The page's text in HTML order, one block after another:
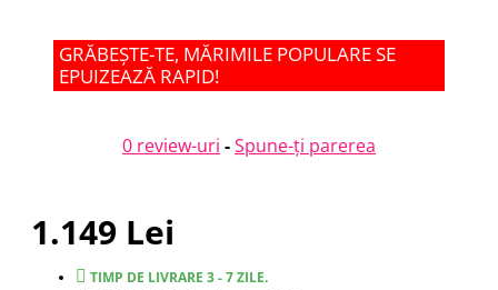
GRĂBEȘTE-TE, MĂRIMILE POPULARE SE
EPUIZEAZĂ RAPID!
0 review-uri -Spune-ţi parerea
1.149 Lei
TIMP DE LIVRARE 3 - 7 ZILE.